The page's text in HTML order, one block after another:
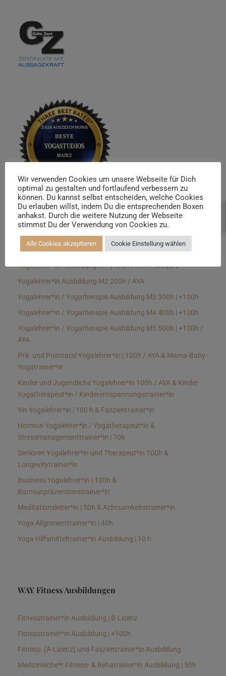
WAY Yoga Ausbildungen
Yogalehrer*in Ausbildung M1 | 100h / AYA + Modul 2
Yogalehrer*in Ausbildung M2 200h / AYA
Yogalehrer*in / Yogatherapie Ausbildung M3 300h | +100h
Yogalehrer*in / Yogatherapie Ausbildung M4 400h | +100h
Yogalehrer*in / Yogatherapie Ausbildung M5 500h | +100h /
AYA
Prä- und Postnatal Yogalehrer*in | 100h / AYA & Mama-Baby-
Yogatrainer*in
Kinder und Jugendliche Yogalehrer*in 100h / AYA & Kinder
Yogatherapeut*in / Kinderentspannungstrainer*in
Yin Yogalehrer*in | 100 h & Faszientrainer*in
Hormon Yogalehrer*in / Yogatherapeut*in &
Stressmanagementtrainer*in | 70h
Senioren Yogalehrer*in und Therapeut*in 100h &
Longevitytrainer*in
Business Yogalehrer*in | 100h &
Burnoutpräventionstrainer*in
Meditationsleiter*in | 50h & Achtsamkeitstrainer*in
Yoga Alignmenttrainer*in | 40h
Yoga Hilfsmitteltrainer*in Ausbildung | 10 h
WAY Fitness Ausbildungen
Fitnesstrainer*in Ausbildung | B-Lizenz
Fitnesstrainer*in Ausbildung | +100h
Fitness- (A-Lizenz) und Faszientrainer*in Ausbildung
Medizinische*r Fitness- & Rehatrainer*in Ausbildung | 50h
Wir verwenden Cookies um unsere Webseite für Dich
optimal zu gestalten und fortlaufend verbessern zu
können. Du kannst selbst entscheiden, welche Cookies
Du erlauben willst, indem Du die entsprechenden Boxen
anhakst. Durch die weitere Nutzung der Webseite
stimmst Du der Verwendung von Cookies zu.
Alle Cookies akzeptieren Cookie Einstellung wählen
Beratung buchen